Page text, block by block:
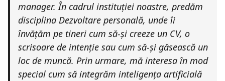
manager. În cadrul instituției noastre, predăm
disciplina Dezvoltare personală, unde îi
învățăm pe tineri cum să-și creeze un CV, o
scrisoare de intenție sau cum să-și găsească un
loc de muncă. Prin urmare, mă interesa în mod
special cum să integrăm inteligența artificială